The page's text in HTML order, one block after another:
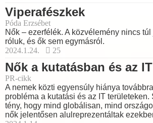
Viperafészkek
Póda Erzsébet
Nők – ezerfélék. A közvélemény nincs
róluk, és ők sem egymásról.
2024.1.24.
25
Nők a kutatásban és az
PR-cikk
A nemek közti egyensúly hiánya
probléma a kutatási és az IT területeken.
tény, hogy mind globálisan, mind
nők jelentősen alulreprezentáltak